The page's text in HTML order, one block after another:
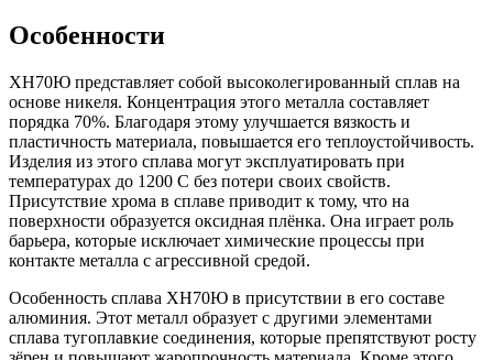
Особенности
ХН70Ю представляет собой высоколегированный сплав на
основе никеля. Концентрация этого металла составляет
порядка 70%. Благодаря этому улучшается вязкость и
пластичность материала, повышается его теплоустойчивость.
Изделия из этого сплава могут эксплуатировать при
температурах до 1200 С без потери своих свойств.
Присутствие хрома в сплаве приводит к тому, что на
поверхности образуется оксидная плёнка. Она играет роль
барьера, которые исключает химические процессы при
контакте металла с агрессивной средой.
Особенность сплава ХН70Ю в присутствии в его составе
алюминия. Этот металл образует с другими элементами
сплава тугоплавкие соединения, которые препятствуют росту